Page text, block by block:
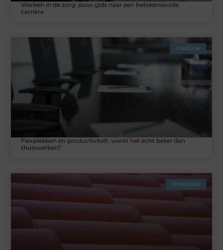
Werken in de zorg: jouw gids naar een betekenisvolle
carrière
ZAKELIJK
Flexplekken en productiviteit: werkt het echt beter dan
thuiswerken?
WINKELEN